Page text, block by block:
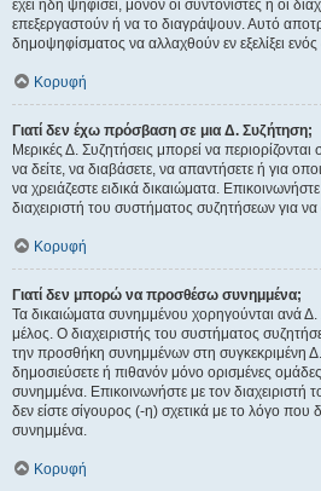
έχει ήδη ψηφίσει, μόνον οι συντονιστές ή οι
επεξεργαστούν ή να το διαγράψουν. Αυτό
δημοψηφίσματος να αλλαχθούν εν εξελίξει
Κορυφή
Γιατί δεν έχω πρόσβαση σε μια Δ. Συζήτηση;
Μερικές Δ. Συζητήσεις μπορεί να
να δείτε, να διαβάσετε, να απαντήσετε ή για
να χρειάζεστε ειδικά δικαιώματα.
διαχειριστή του συστήματος συζητήσεων για
Κορυφή
Γιατί δεν μπορώ να προσθέσω συνημμένα;
Τα δικαιώματα συνημμένου χορηγούνται ανά
μέλος. Ο διαχειριστής του συστήματος
την προσθήκη συνημμένων στη συγκεκριμένη
δημοσιεύσετε ή πιθανόν μόνο ορισμένες
συνημμένα. Επικοινωνήστε με τον
δεν είστε σίγουρος (-η) σχετικά με το λόγο που
συνημμένα.
Κορυφή